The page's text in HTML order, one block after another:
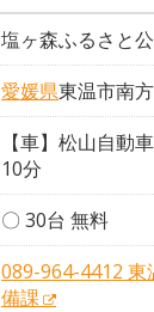
塩ヶ森ふるさと
愛媛県東温市南方
【車】松山自動
10分
〇 30台 無料
089-964-4412 東
備課